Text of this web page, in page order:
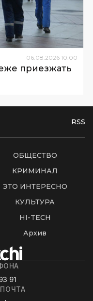
06.08.2026 10:00
приезжать
RSS
ОБЩЕСТВО
КРИМИНАЛ
ЭТО ИНТЕРЕСНО
КУЛЬТУРА
HI-TECH
Архив
91